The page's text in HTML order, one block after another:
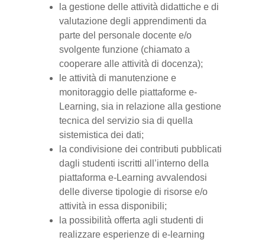
la gestione delle attività didattiche e di
valutazione degli apprendimenti da
parte del personale docente e/o
svolgente funzione (chiamato a
cooperare alle attività di docenza);
le attività di manutenzione e
monitoraggio delle piattaforme e-
Learning, sia in relazione alla gestione
tecnica del servizio sia di quella
sistemistica dei dati;
la condivisione dei contributi pubblicati
dagli studenti iscritti all’interno della
piattaforma e-Learning avvalendosi
delle diverse tipologie di risorse e/o
attività in essa disponibili;
la possibilità offerta agli studenti di
realizzare esperienze di e-learning